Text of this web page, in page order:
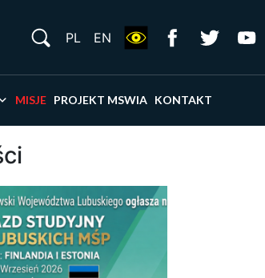
MISJE PROJEKT MSWIA KONTAKT
PL EN